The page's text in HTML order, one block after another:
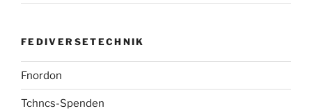
FEDIVERSETECHNIK
Fnordon
Tchncs-Spenden